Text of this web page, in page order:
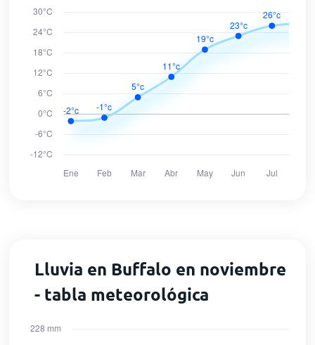
Lluvia en Buffalo en noviembre
- tabla meteorológica